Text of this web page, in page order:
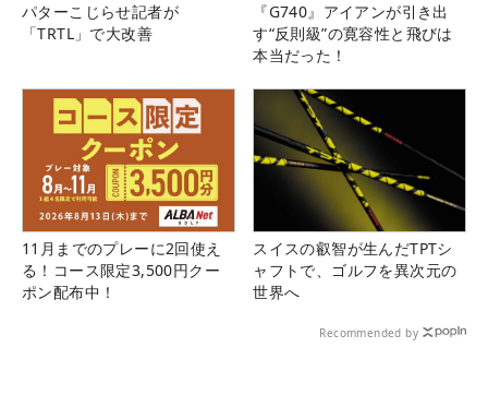
パターこじらせ記者が
「TRTL」で大改善
『G740』アイアンが引き出
す“反則級”の寛容性と飛びは
本当だった！
11月までのプレーに2回使え
る！コース限定3,500円クー
ポン配布中！
スイスの叡智が生んだTPTシ
ャフトで、ゴルフを異次元の
世界へ
Recommended by